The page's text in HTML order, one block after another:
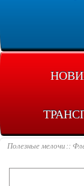
Полезные мелочи